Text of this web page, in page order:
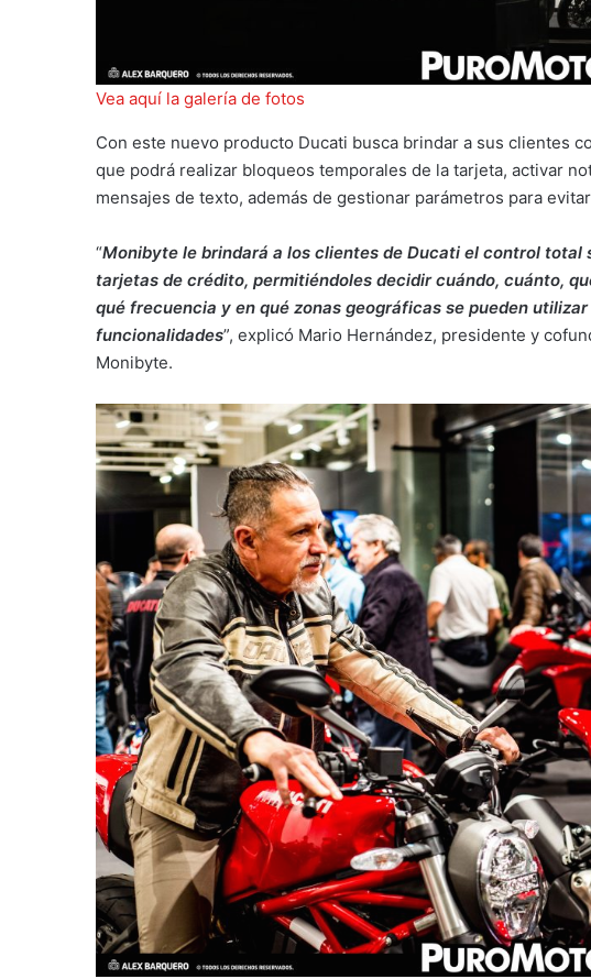
Vea aquí la galería de fotos
Con este nuevo producto Ducati busca brindar a sus clientes
que podrá realizar bloqueos temporales de la tarjeta, activar
mensajes de texto, además de gestionar parámetros para
“Monibyte le brindará a los clientes de Ducati el control total
tarjetas de crédito, permitiéndoles decidir cuándo, cuánto,
qué frecuencia y en qué zonas geográficas se pueden
funcionalidades”, explicó Mario Hernández, presidente y
Monibyte.